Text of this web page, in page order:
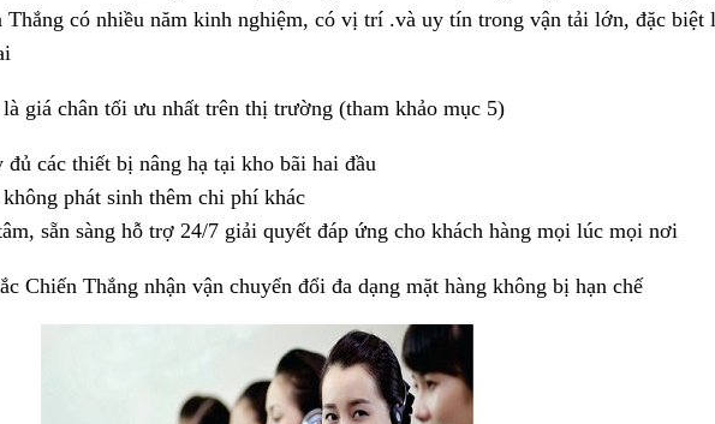
Thắng có nhiều năm kinh nghiệm, có vị trí .và uy tín trong vận tải lớn, đặc biệt
giá chân tối ưu nhất trên thị trường (tham khảo mục 5)
đủ các thiết bị nâng hạ tại kho bãi hai đầu
phát sinh thêm chi phí khác
sẵn sàng hỗ trợ 24/7 giải quyết đáp ứng cho khách hàng mọi lúc mọi nơi
Chiến Thắng nhận vận chuyển đổi đa dạng mặt hàng không bị hạn chế